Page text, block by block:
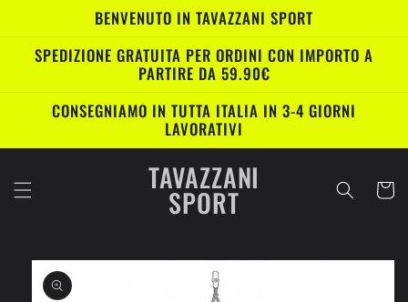
direttamenteBENVENUTO IN TAVAZZANI SPORT
SPEDIZIONE GRATUITA PER ORDINI CON IMPORTO A
PARTIRE DA 59.90€
CONSEGNIAMO IN TUTTA ITALIA IN 3-4 GIORNI
LAVORATIVI
TAVAZZANI
SPORT Carrello
Passa alle
informazioni
sul prodotto